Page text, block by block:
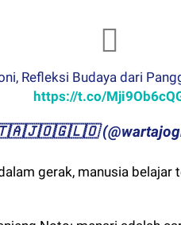
Refleksi Budaya dari
https://t.co/
gerak, manusia belajar